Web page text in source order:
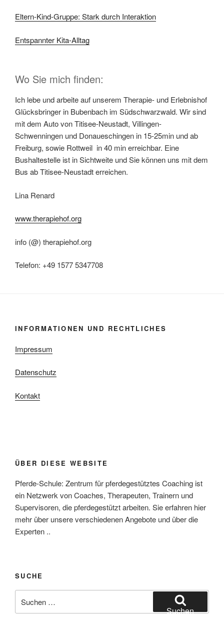
Eltern-Kind-Gruppe: Stark durch Interaktion
Entspannter Kita-Alltag
Wo Sie mich finden:
Ich lebe und arbeite auf unserem Therapie- und Erlebnishof
Glücksbringer in Bubenbach im Südschwarzwald. Wir sind
mit dem Auto von Titisee-Neustadt, Villingen-
Schwenningen und Donaueschingen in 15-25min und ab
Freiburg, sowie Rottweil in 40 min erreichbar. Eine
Bushaltestelle ist in Sichtweite und Sie können uns mit dem
Bus ab Titisee-Neustadt erreichen.
Lina Renard
www.therapiehof.org
info (@) therapiehof.org
Telefon: +49 1577 5347708
INFORMATIONEN UND RECHTLICHES
Impressum
Datenschutz
Kontakt
ÜBER DIESE WEBSITE
Pferde-Schule: Zentrum für pferdegestütztes Coaching ist
ein Netzwerk von Coaches, Therapeuten, Trainern und
Supervisoren, die pferdegestützt arbeiten. Sie erfahren hier
mehr über unsere verschiedenen Angebote und über die
Experten ..
SUCHE
nach:
Suchen